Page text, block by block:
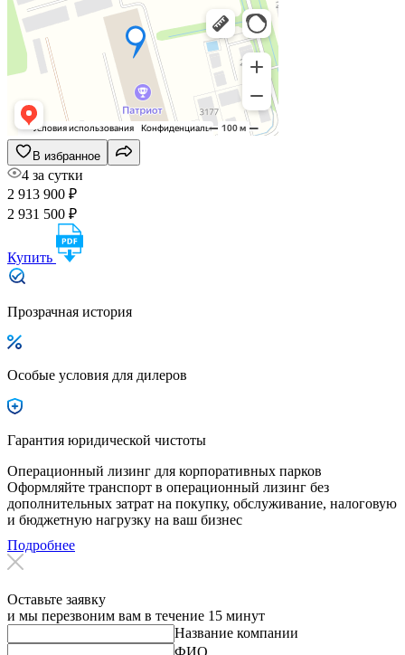
В избранное
4 за сутки
2 913 900 ₽
2 931 500 ₽
Купить
Прозрачная история
Особые условия для дилеров
Гарантия юридической чистоты
Операционный лизинг для корпоративных парков
Оформляйте транспорт в операционный лизинг без
дополнительных затрат на покупку, обслуживание, налоговую
и бюджетную нагрузку на ваш бизнес
Подробнее
Оставьте заявку
и мы перезвоним вам в течение 15 минут
Название компании
ФИО